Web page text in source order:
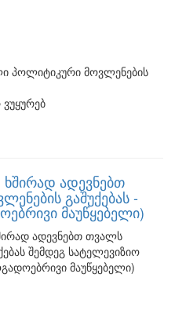
პოლიტიკური მოვლენების
ადევნებთ
გაშუქებას -
მაუწყებელი)
ადევნებთ თვალს
შემდეგ სატელევიზიო
მაუწყებელი)